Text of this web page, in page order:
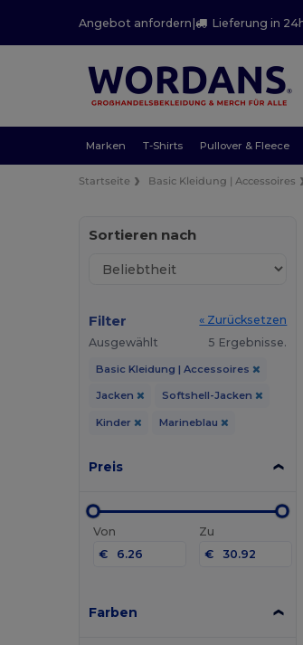
Angebot anfordern| Lieferung in
Marken T-Shirts Pullover & Fleece
Startseite Basic Kleidung | Accessoires
Sortieren nach
Filter
« Zurücksetzen
Ausgewählt
5 Ergebnisse.
Basic Kleidung | Accessoires
Jacken Softshell-Jacken
Kinder Marineblau
Preis
Von
€
Zu
€
Farben